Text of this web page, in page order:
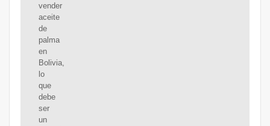
vender
aceite
de
palma
en
Bolivia,
lo
que
debe
ser
un